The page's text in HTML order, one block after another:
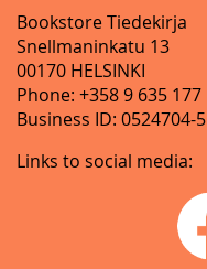
Bookstore Tiedekirja
Snellmaninkatu 13
00170 HELSINKI
Phone: +358 9 635 177
Business ID: 0524704-5
Links to social media: